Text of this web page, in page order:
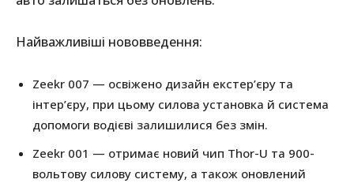
Найважливіші нововведення:
Zeekr 007 — освіжено дизайн екстер’єру та
інтер’єру, при цьому силова установка й система
допомоги водієві залишилися без змін.
Zeekr 001 — отримає новий чип Thor-U та 900-
вольтову силову систему, а також оновлений